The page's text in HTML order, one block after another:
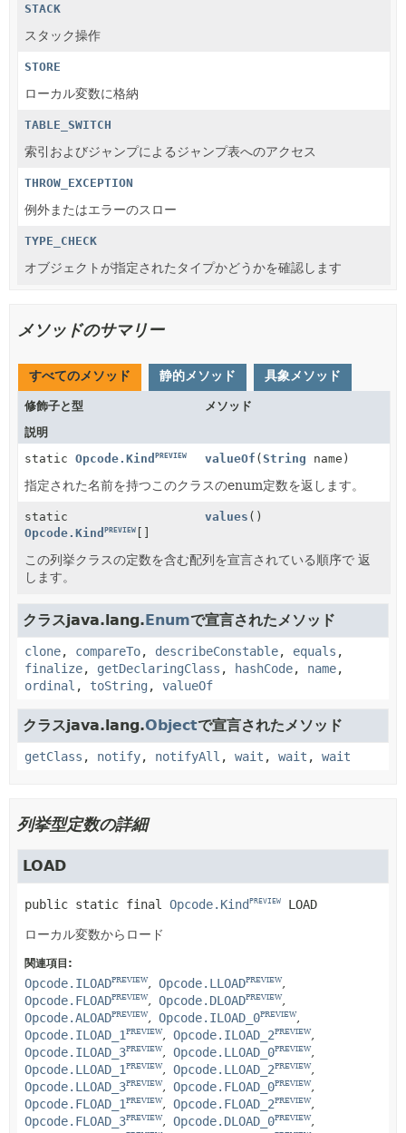
STACK
スタック操作
STORE
ローカル変数に格納
TABLE_SWITCH
索引およびジャンプによるジャンプ表へのアクセス
THROW_EXCEPTION
例外またはエラーのスロー
TYPE_CHECK
オブジェクトが指定されたタイプかどうかを確認します
メソッドのサマリー
すべてのメソッド 静的メソッド 具象メソッド
修飾子と型
メソッド
説明
static Opcode.Kind PREVIEW valueOf (String name)
指定された名前を持つこのクラスのenum定数を返します。
static
Opcode.Kind PREVIEW
values ()
この列挙クラスの定数を含む配列を宣言されている順序で 返
します。
クラスjava.lang. Enumで宣言されたメソッド
clone, compareTo, describeConstable, equals ,
finalize, getDeclaringClass , hashCode, name,
ordinal , toString , valueOf
クラスjava.lang.Objectで宣言されたメソッド
getClass , notify, notifyAll , wait , wait , wait
列挙型定数の詳細
LOAD
public static final Opcode.Kind PREVIEW LOAD
ローカル変数からロード
関連項目:
Opcode.ILOADPREVIEW Opcode.LLOADPREVIEW
Opcode.FLOADPREVIEW Opcode.DLOADPREVIEW
Opcode.ALOADPREVIEW Opcode.ILOAD_0PREVIEW
Opcode.ILOAD_1PREVIEW Opcode.ILOAD_2PREVIEW
Opcode.ILOAD_3PREVIEW Opcode.LLOAD_0PREVIEW
Opcode.LLOAD_1PREVIEW Opcode.LLOAD_2PREVIEW
Opcode.LLOAD_3PREVIEW Opcode.FLOAD_0PREVIEW
Opcode.FLOAD_1PREVIEW Opcode.FLOAD_2PREVIEW
Opcode.FLOAD_3PREVIEW Opcode.DLOAD_0PREVIEW